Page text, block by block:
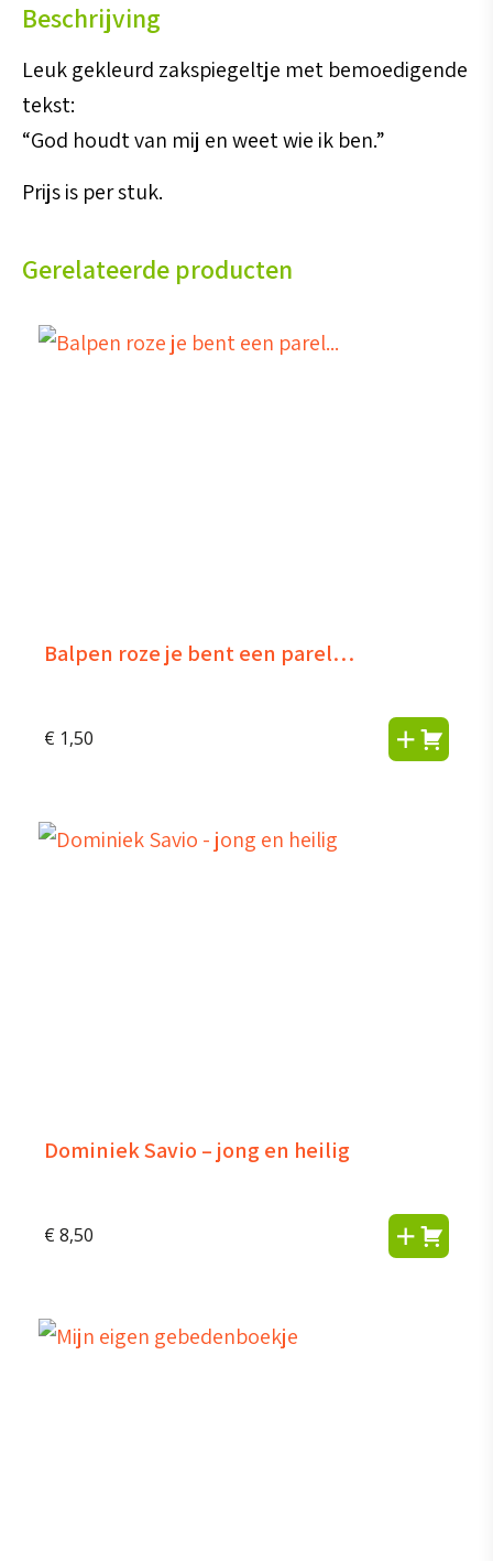
aantal
Beschrijving
Leuk gekleurd zakspiegeltje met bemoedigende
tekst:
“God houdt van mij en weet wie ik ben.”
Prijs is per stuk.
Gerelateerde producten
Balpen roze je bent een parel…
€ 1,50
Dominiek Savio – jong en heilig
€ 8,50